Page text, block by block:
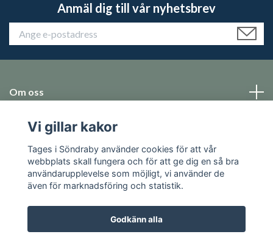
Anmäl dig till vår nyhetsbrev
Om oss
Emballage
Sociala medier
Vi gillar kakor
Tages i Söndraby använder cookies för att vår
webbplats skall fungera och för att ge dig en så bra
användarupplevelse som möjligt, vi använder de
även för marknadsföring och statistik.
Godkänn alla